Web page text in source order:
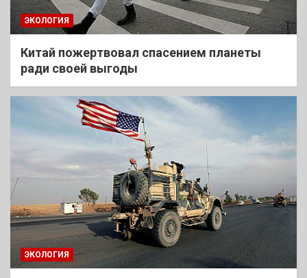
ЭКОЛОГИЯ
Китай пожертвовал спасением планеты
ради своей выгоды
ЭКОЛОГИЯ